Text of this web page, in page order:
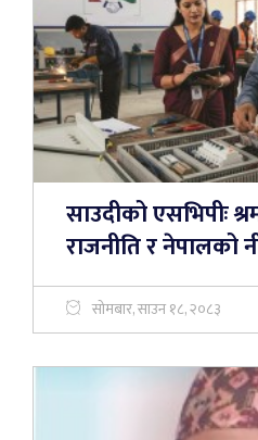
साउदीको एसभिपीः
राजनीति र नेपालको
सोमबार, साउन १८, २०८३